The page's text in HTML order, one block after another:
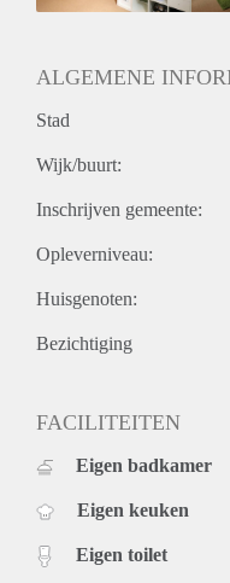
geplaatst die zich bevind
Geschikt voor koppel,
ALGEMENE
Stad
Wijk/buurt:
Inschrijven gemeente:
Opleverniveau:
Huisgenoten:
Bezichtiging
FACILITEITEN
Eigen badkamer
Eigen keuken
Eigen toilet